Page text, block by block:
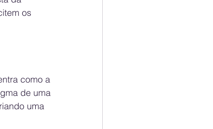
os
como a
de uma
uma